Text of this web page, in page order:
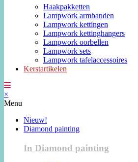
Haakpakketten
Lampwork armbanden
Lampwork kettingen
Lampwork kettinghangers
Lampwork oorbellen
Lampwork sets
Lampwork tafelaccessoires
Kerstartikelen
×
Menu
Nieuw!
Diamond painting
In Diamond painting